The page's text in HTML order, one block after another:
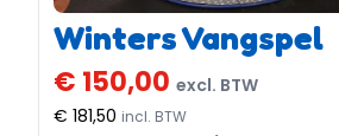
Winters Vangspel
€ 150,00 excl. BTW
€ 181,50 incl. BTW